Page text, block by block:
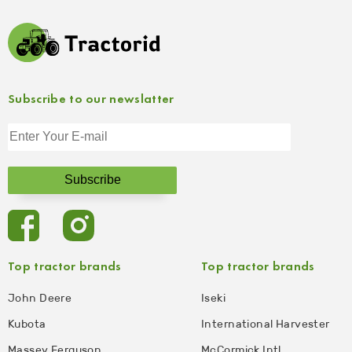
Top tractor brands
John Deere
Kubota
Top tractor brands
Iseki
International Harvester
Subscribe to our newslatter